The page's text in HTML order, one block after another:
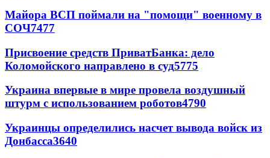
Майора ВСП поймали на "помощи" военному в
СОЧ7477
Присвоение средств ПриватБанка: дело
Коломойского направлено в суд5775
Украина впервые в мире провела воздушный
штурм с использованием роботов4790
Украинцы определились насчет вывода войск из
Донбасса3640